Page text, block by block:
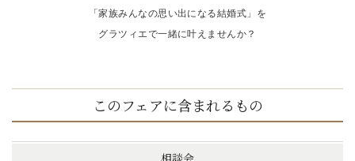
「家族みんなの思い出になる結婚式」を
グラツィエで一緒に叶えませんか？
このフェアに含まれるもの
相談会